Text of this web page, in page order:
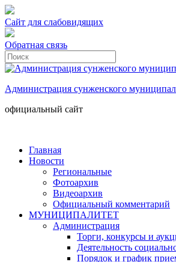
Сайт для слабовидящих
Обратная связь
Администрация сунженского
официальный сайт
Главная
Новости
Региональные
Фотоархив
Видеоархив
Официальный комментарий
МУНИЦИПАЛИТЕТ
Администрация
Торги, конкурсы и
Деятельность
Порядок и график